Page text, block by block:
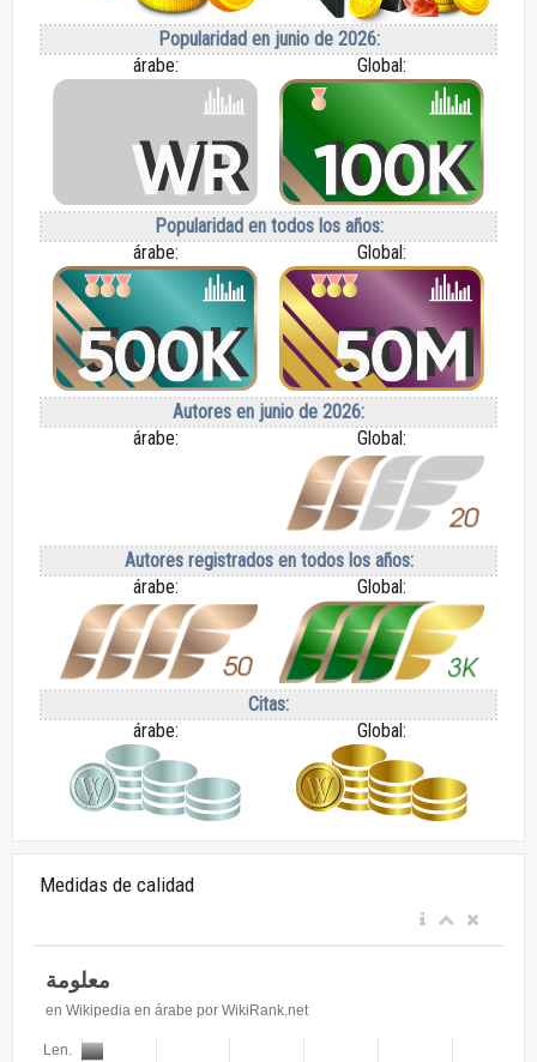
Popularidad en junio de 2026:
árabe:
Global:
Popularidad en todos los años:
árabe:
Global:
Autores en junio de 2026:
árabe:
Global:
Autores registrados en todos los años:
árabe:
Global:
Citas:
árabe:
Global:
Medidas de calidad